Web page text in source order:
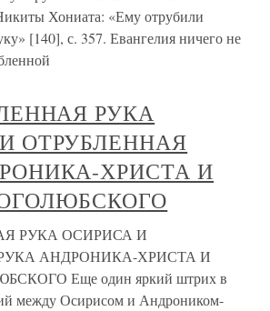
Хониата: «Ему отрубили
[140], с. 357. Евангелия ничего не
РУКА
ОТРУБЛЕННАЯ
ХРИСТА И
РУКА ОСИРИСА И
АНДРОНИКА-ХРИСТА И
Еще один яркий штрих в
между Осирисом и Андроником-